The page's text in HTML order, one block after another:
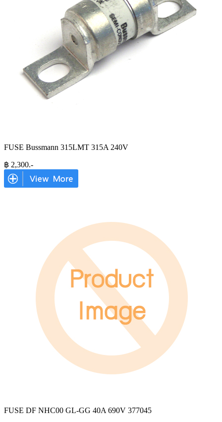
FUSE Bussmann 315LMT 315A 240V
฿ 2,300.-
FUSE DF NHC00 GL-GG 40A 690V 377045